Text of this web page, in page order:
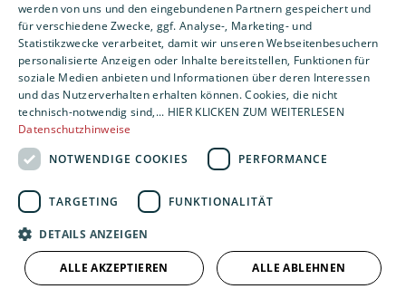
Standorte
Sonneberg
werden von uns und den eingebundenen Partnern gespeichert und
für verschiedene Zwecke, ggf. Analyse-, Marketing- und
Statistikzwecke verarbeitet, damit wir unseren Webseitenbesuchern
personalisierte Anzeigen oder Inhalte bereitstellen, Funktionen für
soziale Medien anbieten und Informationen über deren Interessen
und das Nutzerverhalten erhalten können. Cookies, die nicht
technisch-notwendig sind,... HIER KLICKEN ZUM WEITERLESEN
Datenschutzhinweise
NOTWENDIGE COOKIES
PERFORMANCE
TARGETING FUNKTIONALITÄT
DETAILS ANZEIGEN
ALLE AKZEPTIEREN ALLE ABLEHNEN